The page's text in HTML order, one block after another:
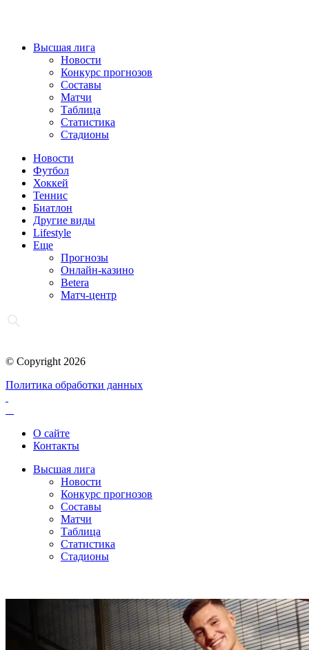
Высшая лига
Новости
Конкурс прогнозов
Составы
Матчи
Таблица
Статистика
Стадионы
Новости
Футбол
Хоккей
Теннис
Биатлон
Другие виды
Lifestyle
Еще
Прогнозы
Онлайн-казино
Betera
Матч-центр
© Copyright 2026
Политика обработки данных
О сайте
Контакты
Высшая лига
Новости
Конкурс прогнозов
Составы
Матчи
Таблица
Статистика
Стадионы